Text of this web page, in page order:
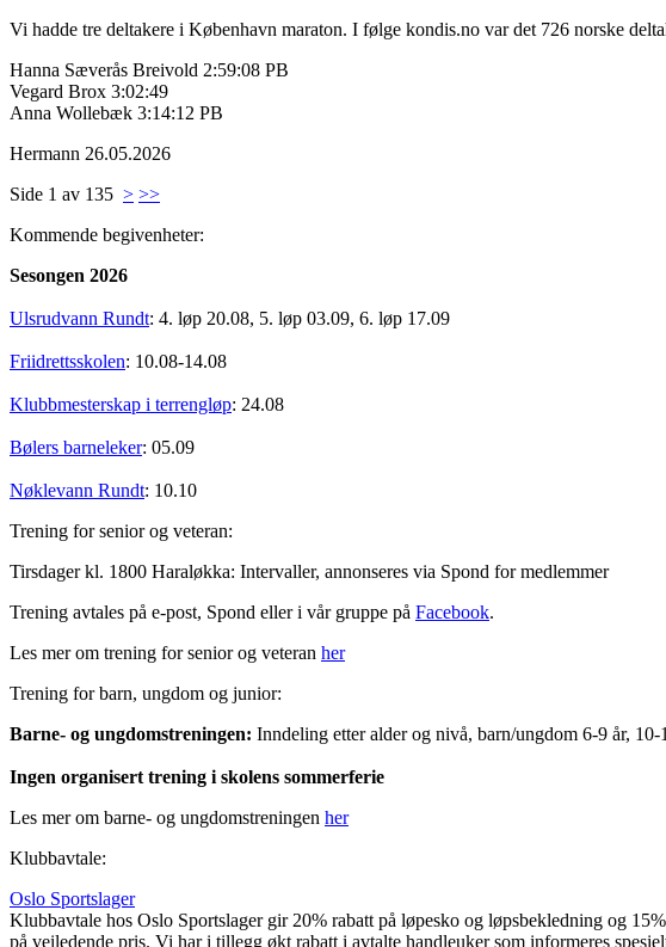
Vi hadde tre deltakere i København maraton. I følge kondis.no var det 726 norske
Hanna Sæverås Breivold 2:59:08 PB
Vegard Brox 3:02:49
Anna Wollebæk 3:14:12 PB
Hermann 26.05.2026
Side 1 av 135 > >>
Kommende begivenheter:
Sesongen 2026
Ulsrudvann Rundt: 4. løp 20.08, 5. løp 03.09, 6. løp 17.09
Friidrettsskolen: 10.08-14.08
Klubbmesterskap i terrengløp: 24.08
Bølers barneleker: 05.09
Nøklevann Rundt: 10.10
Trening for senior og veteran:
Tirsdager kl. 1800 Haraløkka: Intervaller, annonseres via Spond for medlemmer
Trening avtales på e-post, Spond eller i vår gruppe på Facebook.
Les mer om trening for senior og veteran her
Trening for barn, ungdom og junior:
Barne- og ungdomstreningen: Inndeling etter alder og nivå, barn/ungdom 6-9 år, 10-
Ingen organisert trening i skolens sommerferie
Les mer om barne- og ungdomstreningen her
Klubbavtale:
Oslo Sportslager
Klubbavtale hos Oslo Sportslager gir 20% rabatt på løpesko og løpsbekledning og
på veiledende pris. Vi har i tillegg økt rabatt i avtalte handleuker som informeres